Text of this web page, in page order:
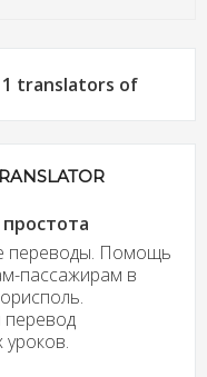
translators of
переводы. Помощь
пассажирам в
уроков.